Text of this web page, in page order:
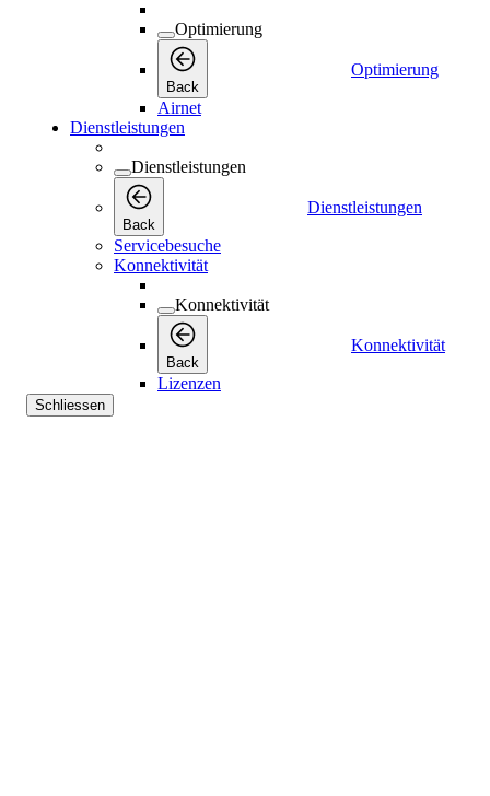
Optimierung
Back
Optimierung
Airnet
Dienstleistungen
Dienstleistungen
Back
Dienstleistungen
Servicebesuche
Konnektivität
Konnektivität
Back
Konnektivität
Lizenzen
Schliessen